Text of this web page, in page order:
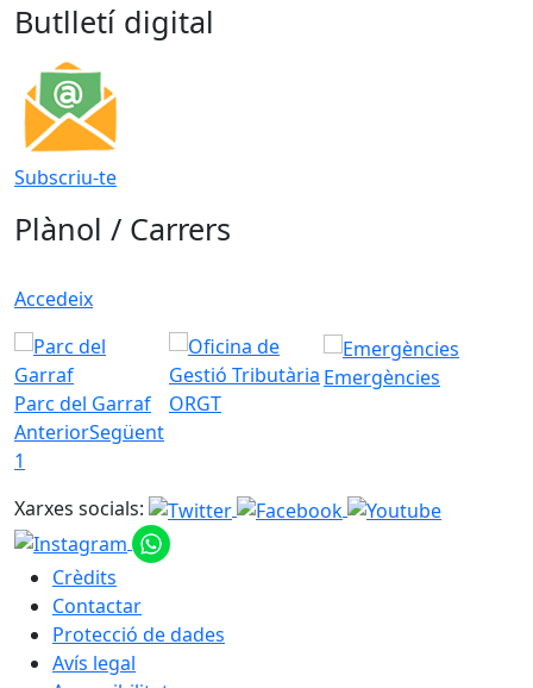
Butlletí digital
Subscriu-te
Plànol / Carrers
Accedeix
Parc del Garraf ORGT
Emergències
AnteriorSegüent
1
Xarxes socials:
Crèdits
Contactar
Protecció de dades
Avís legal